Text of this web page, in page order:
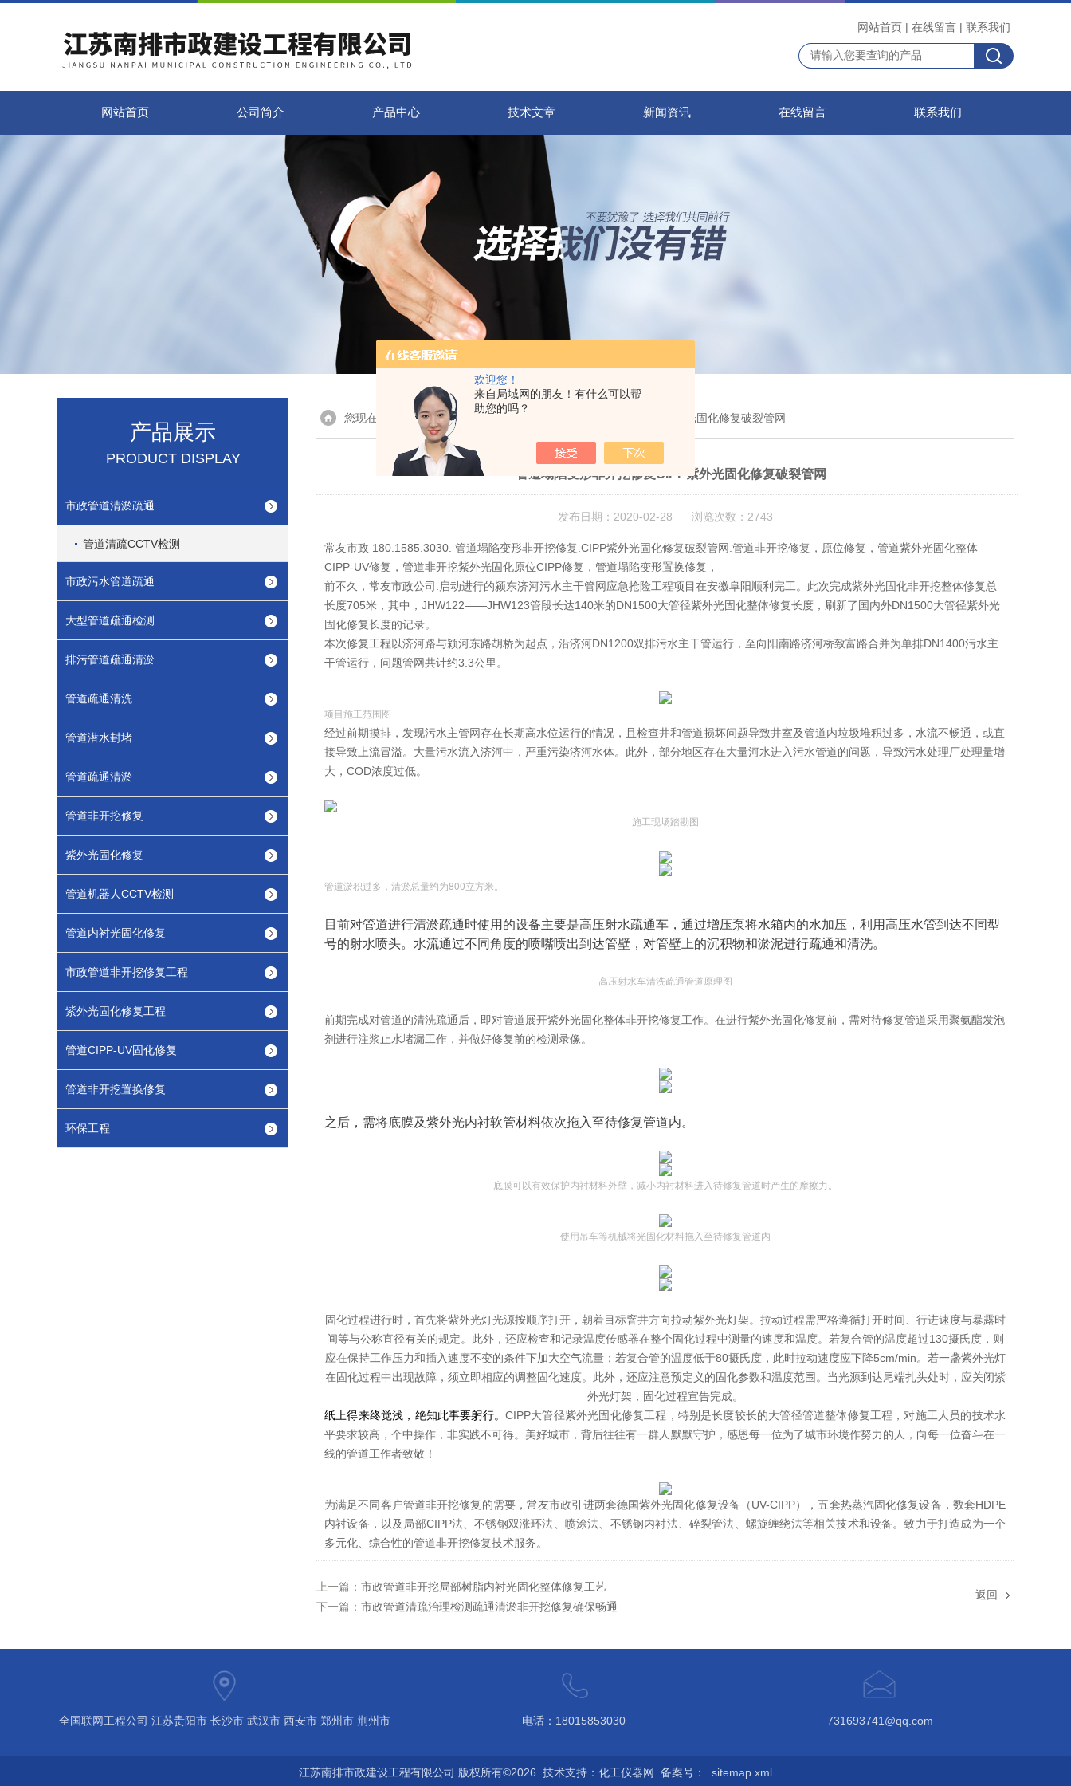
欢迎您！
来自局域网的朋友！有什么可以帮
助您的吗？
网站首页 | 在线留言 | 联系我们
网站首页 公司简介 产品中心 技术文章 新闻资讯 在线留言 联系我们
产品展示
PRODUCT DISPLAY
市政管道清淤疏通
管道清疏CCTV检测
市政污水管道疏通
大型管道疏通检测
排污管道疏通清淤
管道疏通清洗
管道潜水封堵
管道疏通清淤
管道非开挖修复
紫外光固化修复
管道机器人CCTV检测
管道内衬光固化修复
市政管道非开挖修复工程
紫外光固化修复工程
管道CIPP-UV固化修复
管道非开挖置换修复
环保工程
您现在的位置：首页> 技术文章 > 管道塌陷变形非开挖修复CIPP紫外光固化修复破裂管网
管道塌陷变形非开挖修复CIPP紫外光固化修复破裂管网
发布日期：2020-02-28 浏览次数：2743
常友市政 180.1585.3030. 管道塌陷变形非开挖修复.CIPP紫外光固化修复破裂管网.管道非开挖修复，原位修复，管道紫外光固化整体
CIPP-UV修复，管道非开挖紫外光固化原位CIPP修复，管道塌陷变形置换修复，
前不久，常友市政公司.启动进行的颍东济河污水主干管网应急抢险工程项目在安徽阜阳顺利完工。此次完成紫外光固化非开挖整体修复总
长度705米，其中，JHW122——JHW123管段长达140米的DN1500大管径紫外光固化整体修复长度，刷新了国内外DN1500大管径紫外光
固化修复长度的记录。
本次修复工程以济河路与颍河东路胡桥为起点，沿济河DN1200双排污水主干管运行，至向阳南路济河桥致富路合并为单排DN1400污水主
干管运行，问题管网共计约3.3公里。
项目施工范围图
经过前期摸排，发现污水主管网存在长期高水位运行的情况，且检查井和管道损坏问题导致井室及管道内垃圾堆积过多，水流不畅通，或直
接导致上流冒溢。大量污水流入济河中，严重污染济河水体。此外，部分地区存在大量河水进入污水管道的问题，导致污水处理厂处理量增
大，COD浓度过低。
施工现场踏勘图
管道淤积过多，清淤总量约为800立方米。
目前对管道进行清淤疏通时使用的设备主要是高压射水疏通车，通过增压泵将水箱内的水加压，利用高压水管到达不同型
号的射水喷头。水流通过不同角度的喷嘴喷出到达管壁，对管壁上的沉积物和淤泥进行疏通和清洗。
高压射水车清洗疏通管道原理图
前期完成对管道的清洗疏通后，即对管道展开紫外光固化整体非开挖修复工作。在进行紫外光固化修复前，需对待修复管道采用聚氨酯发泡
剂进行注浆止水堵漏工作，并做好修复前的检测录像。
之后，需将底膜及紫外光内衬软管材料依次拖入至待修复管道内。
底膜可以有效保护内衬材料外壁，减小内衬材料进入待修复管道时产生的摩擦力。
使用吊车等机械将光固化材料拖入至待修复管道内
固化过程进行时，首先将紫外光灯光源按顺序打开，朝着目标窨井方向拉动紫外光灯架。拉动过程需严格遵循打开时间、行进速度与暴露时
间等与公称直径有关的规定。此外，还应检查和记录温度传感器在整个固化过程中测量的速度和温度。若复合管的温度超过130摄氏度，则
应在保持工作压力和插入速度不变的条件下加大空气流量；若复合管的温度低于80摄氏度，此时拉动速度应下降5cm/min。若一盏紫外光灯
在固化过程中出现故障，须立即相应的调整固化速度。此外，还应注意预定义的固化参数和温度范围。当光源到达尾端扎头处时，应关闭紫
外光灯架，固化过程宣告完成。
纸上得来终觉浅，绝知此事要躬行。CIPP大管径紫外光固化修复工程，特别是长度较长的大管径管道整体修复工程，对施工人员的技术水
平要求较高，个中操作，非实践不可得。美好城市，背后往往有一群人默默守护，感恩每一位为了城市环境作努力的人，向每一位奋斗在一
线的管道工作者致敬！
为满足不同客户管道非开挖修复的需要，常友市政引进两套德国紫外光固化修复设备（UV-CIPP），五套热蒸汽固化修复设备，数套HDPE
内衬设备，以及局部CIPP法、不锈钢双涨环法、喷涂法、不锈钢内衬法、碎裂管法、螺旋缠绕法等相关技术和设备。致力于打造成为一个
多元化、综合性的管道非开挖修复技术服务。
上一篇： 市政管道非开挖局部树脂内衬光固化整体修复工艺
下一篇： 市政管道清疏治理检测疏通清淤非开挖修复确保畅通
返回
全国联网工程公司 江苏贵阳市 长沙市 武汉市 西安市 郑州市 荆州市 电话：18015853030 731693741@qq.com
江苏南排市政建设工程有限公司 版权所有©2026 技术支持： 化工仪器网 备案号： sitemap.xml